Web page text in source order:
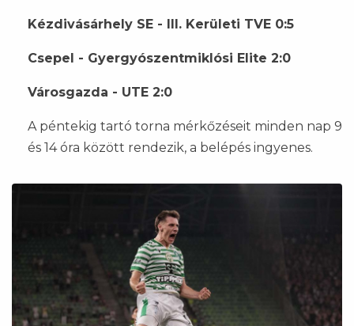
Kézdivásárhely SE - III. Kerületi TVE 0:5
Csepel - Gyergyószentmiklósi Elite 2:0
Városgazda - UTE 2:0
A péntekig tartó torna mérkőzéseit minden nap 9
és 14 óra között rendezik, a belépés ingyenes.